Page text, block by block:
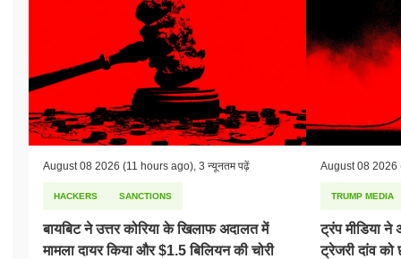
August 08 2026 (11 hours ago) 3 न्यूनतम पढ़ें
HACKERS SANCTIONS
बायबिट ने उत्तर कोरिया के खिलाफ अदालत में
मामला दायर किया और $1.5 बिलियन की चोरी
August 08 2026
TRUMP MEDIA
ट्रंप मीडिया
ट्रेजरी दांव को